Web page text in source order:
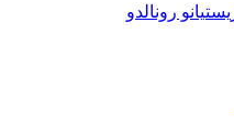
رونالدو